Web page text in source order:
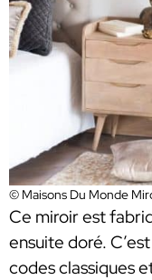
© Maisons Du Monde
Ce miroir est
ensuite doré.
codes classiques